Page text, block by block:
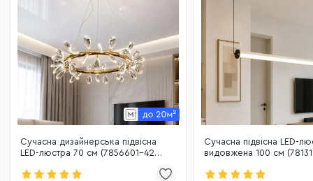
Сучасна дизайнерська підвісна
LED-люстра 70 см (7856601-42
Сучасна підвісна LED-
видовжена 100 см